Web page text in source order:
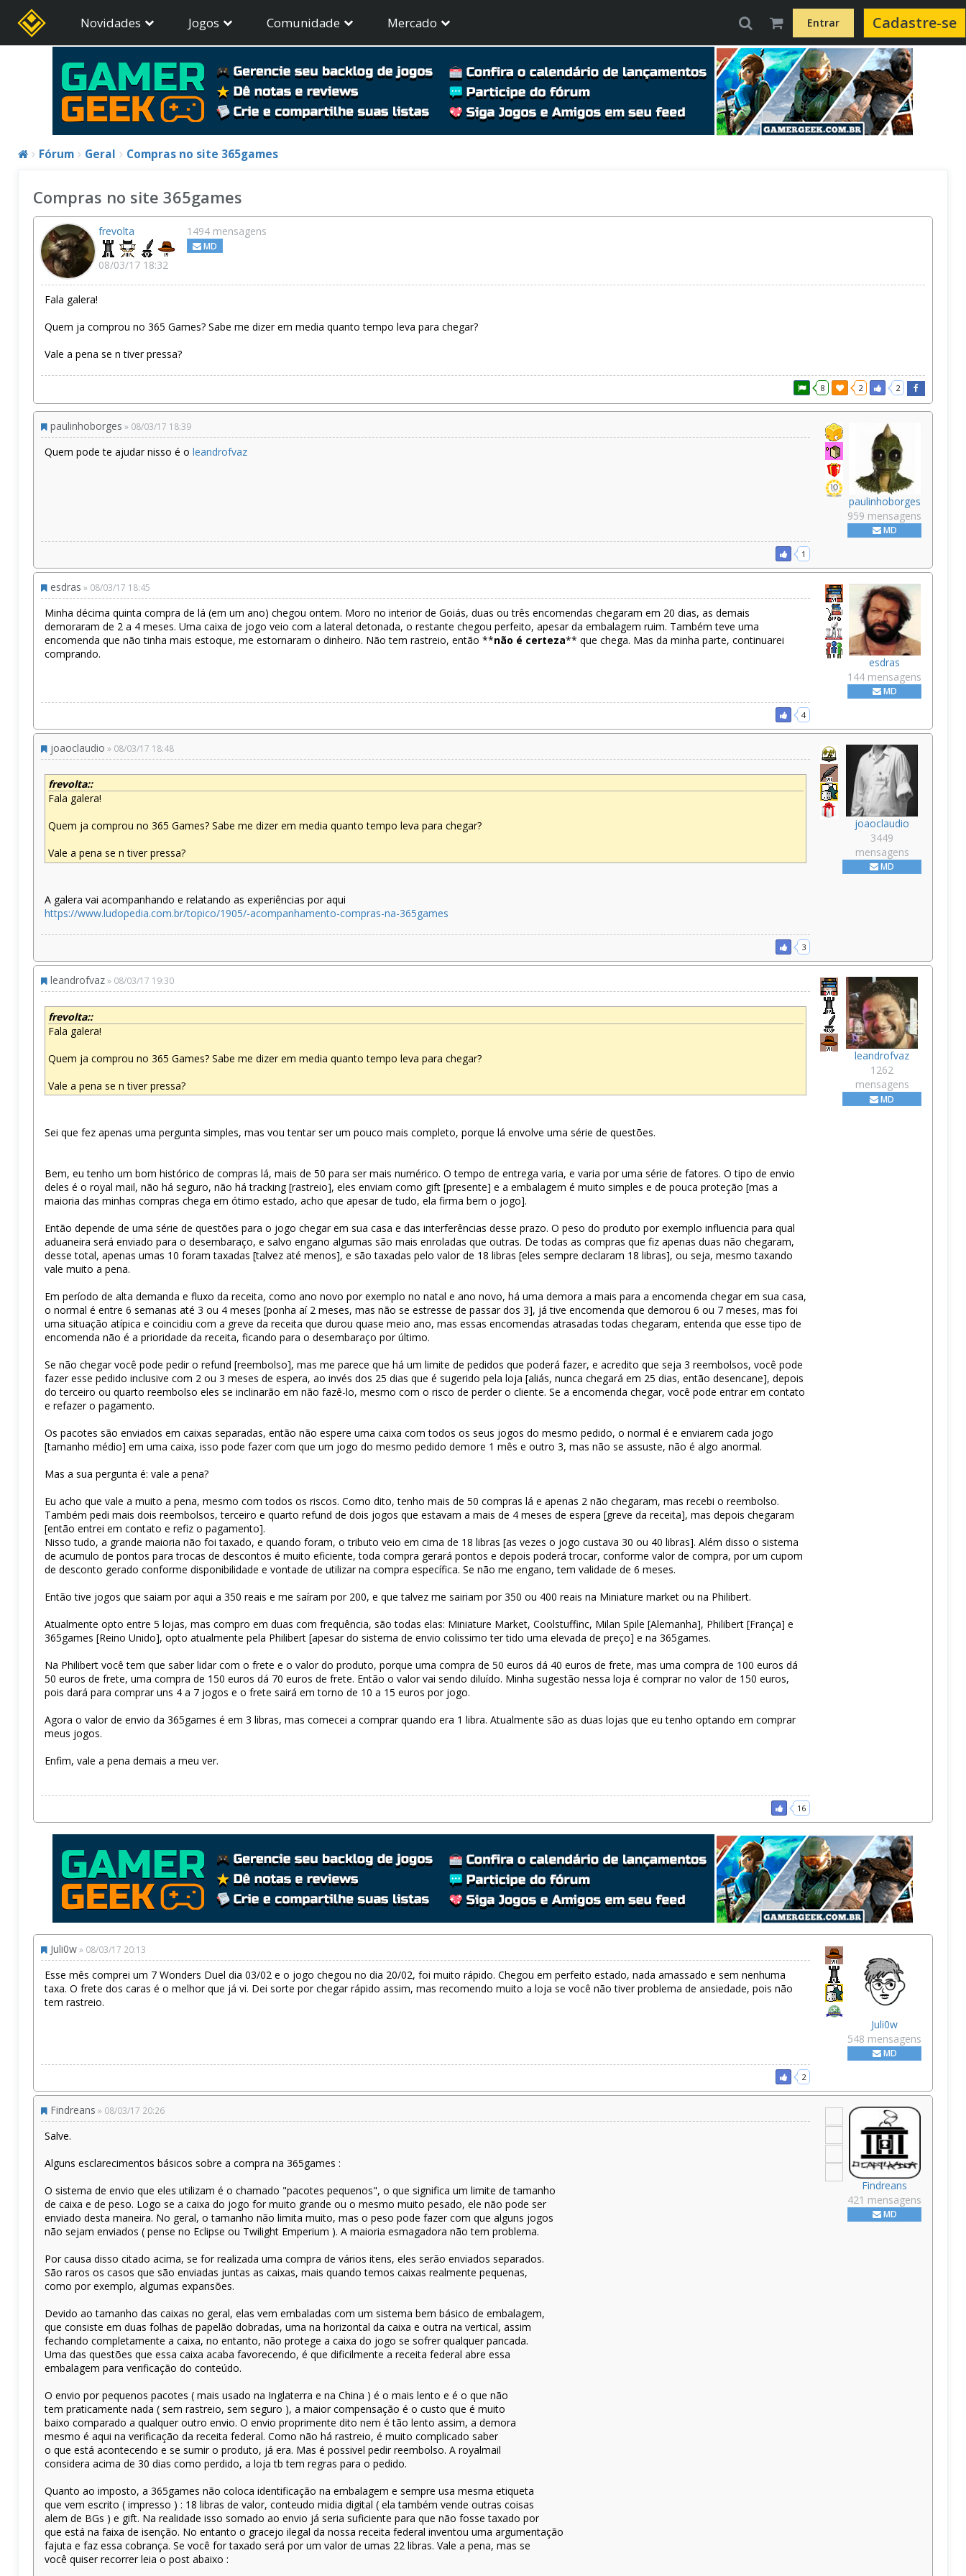
Novidades Jogos Comunidade Mercado Entrar Cadastre-se
Fórum Geral Compras no site 365games
Compras no site 365games
frevolta
08/03/17 18:32
1494 mensagens
MD
Fala galera!
Quem ja comprou no 365 Games? Sabe me dizer em media quanto tempo leva para chegar?
Vale a pena se n tiver pressa?
8 2 2
paulinhoborges
959 mensagens
MD
paulinhoborges » 08/03/17 18:39
Quem pode te ajudar nisso é o leandrofvaz
1
esdras
144 mensagens
MD
esdras » 08/03/17 18:45
Minha décima quinta compra de lá (em um ano) chegou ontem. Moro no interior de Goiás, duas ou três encomendas chegaram em 20 dias, as demais
demoraram de 2 a 4 meses. Uma caixa de jogo veio com a lateral detonada, o restante chegou perfeito, apesar da embalagem ruim. Também teve uma
encomenda que não tinha mais estoque, me estornaram o dinheiro. Não tem rastreio, então **não é certeza** que chega. Mas da minha parte, continuarei
comprando.
4
joaoclaudio
3449
mensagens
MD
joaoclaudio » 08/03/17 18:48
frevolta::
Fala galera!
Quem ja comprou no 365 Games? Sabe me dizer em media quanto tempo leva para chegar?
Vale a pena se n tiver pressa?
A galera vai acompanhando e relatando as experiências por aqui
https://www.ludopedia.com.br/topico/1905/-acompanhamento-compras-na-365games
3
leandrofvaz
1262
mensagens
MD
leandrofvaz» 08/03/17 19:30
frevolta::
Fala galera!
Quem ja comprou no 365 Games? Sabe me dizer em media quanto tempo leva para chegar?
Vale a pena se n tiver pressa?
Sei que fez apenas uma pergunta simples, mas vou tentar ser um pouco mais completo, porque lá envolve uma série de questões.
Bem, eu tenho um bom histórico de compras lá, mais de 50 para ser mais numérico. O tempo de entrega varia, e varia por uma série de fatores. O tipo de envio
deles é o royal mail, não há seguro, não há tracking [rastreio], eles enviam como gift [presente] e a embalagem é muito simples e de pouca proteção [mas a
maioria das minhas compras chega em ótimo estado, acho que apesar de tudo, ela firma bem o jogo].
Então depende de uma série de questões para o jogo chegar em sua casa e das interferências desse prazo. O peso do produto por exemplo influencia para qual
aduaneira será enviado para o desembaraço, e salvo engano algumas são mais enroladas que outras. De todas as compras que fiz apenas duas não chegaram,
desse total, apenas umas 10 foram taxadas [talvez até menos], e são taxadas pelo valor de 18 libras [eles sempre declaram 18 libras], ou seja, mesmo taxando
vale muito a pena.
Em período de alta demanda e fluxo da receita, como ano novo por exemplo no natal e ano novo, há uma demora a mais para a encomenda chegar em sua casa,
o normal é entre 6 semanas até 3 ou 4 meses [ponha aí 2 meses, mas não se estresse de passar dos 3], já tive encomenda que demorou 6 ou 7 meses, mas foi
uma situação atípica e coincidiu com a greve da receita que durou quase meio ano, mas essas encomendas atrasadas todas chegaram, entenda que esse tipo de
encomenda não é a prioridade da receita, ficando para o desembaraço por último.
Se não chegar você pode pedir o refund [reembolso], mas me parece que há um limite de pedidos que poderá fazer, e acredito que seja 3 reembolsos, você pode
fazer esse pedido inclusive com 2 ou 3 meses de espera, ao invés dos 25 dias que é sugerido pela loja [aliás, nunca chegará em 25 dias, então desencane], depois
do terceiro ou quarto reembolso eles se inclinarão em não fazê-lo, mesmo com o risco de perder o cliente. Se a encomenda chegar, você pode entrar em contato
e refazer o pagamento.
Os pacotes são enviados em caixas separadas, então não espere uma caixa com todos os seus jogos do mesmo pedido, o normal é e enviarem cada jogo
[tamanho médio] em uma caixa, isso pode fazer com que um jogo do mesmo pedido demore 1 mês e outro 3, mas não se assuste, não é algo anormal.
Mas a sua pergunta é: vale a pena?
Eu acho que vale a muito a pena, mesmo com todos os riscos. Como dito, tenho mais de 50 compras lá e apenas 2 não chegaram, mas recebi o reembolso.
Também pedi mais dois reembolsos, terceiro e quarto refund de dois jogos que estavam a mais de 4 meses de espera [greve da receita], mas depois chegaram
[então entrei em contato e refiz o pagamento].
Nisso tudo, a grande maioria não foi taxado, e quando foram, o tributo veio em cima de 18 libras [as vezes o jogo custava 30 ou 40 libras]. Além disso o sistema
de acumulo de pontos para trocas de descontos é muito eficiente, toda compra gerará pontos e depois poderá trocar, conforme valor de compra, por um cupom
de desconto gerado conforme disponibilidade e vontade de utilizar na compra específica. Se não me engano, tem validade de 6 meses.
Então tive jogos que saiam por aqui a 350 reais e me saíram por 200, e que talvez me sairiam por 350 ou 400 reais na Miniature market ou na Philibert.
Atualmente opto entre 5 lojas, mas compro em duas com frequência, são todas elas: Miniature Market, Coolstuffinc, Milan Spile [Alemanha], Philibert [França] e
365games [Reino Unido], opto atualmente pela Philibert [apesar do sistema de envio colissimo ter tido uma elevada de preço] e na 365games.
Na Philibert você tem que saber lidar com o frete e o valor do produto, porque uma compra de 50 euros dá 40 euros de frete, mas uma compra de 100 euros dá
50 euros de frete, uma compra de 150 euros dá 70 euros de frete. Então o valor vai sendo diluído. Minha sugestão nessa loja é comprar no valor de 150 euros,
pois dará para comprar uns 4 a 7 jogos e o frete sairá em torno de 10 a 15 euros por jogo.
Agora o valor de envio da 365games é em 3 libras, mas comecei a comprar quando era 1 libra. Atualmente são as duas lojas que eu tenho optando em comprar
meus jogos.
Enfim, vale a pena demais a meu ver.
16
Juli0w
548 mensagens
MD
Juli0w» 08/03/17 20:13
Esse mês comprei um 7 Wonders Duel dia 03/02 e o jogo chegou no dia 20/02, foi muito rápido. Chegou em perfeito estado, nada amassado e sem nenhuma
taxa. O frete dos caras é o melhor que já vi. Dei sorte por chegar rápido assim, mas recomendo muito a loja se você não tiver problema de ansiedade, pois não
tem rastreio.
2
Findreans
421 mensagens
MD
Findreans » 08/03/17 20:26
Salve.
Alguns esclarecimentos básicos sobre a compra na 365games :
O sistema de envio que eles utilizam é o chamado "pacotes pequenos", o que significa um limite de tamanho
de caixa e de peso. Logo se a caixa do jogo for muito grande ou o mesmo muito pesado, ele não pode ser
enviado desta maneira. No geral, o tamanho não limita muito, mas o peso pode fazer com que alguns jogos
não sejam enviados ( pense no Eclipse ou Twilight Emperium ). A maioria esmagadora não tem problema.
Por causa disso citado acima, se for realizada uma compra de vários itens, eles serão enviados separados.
São raros os casos que são enviadas juntas as caixas, mais quando temos caixas realmente pequenas,
como por exemplo, algumas expansões.
Devido ao tamanho das caixas no geral, elas vem embaladas com um sistema bem básico de embalagem,
que consiste em duas folhas de papelão dobradas, uma na horizontal da caixa e outra na vertical, assim
fechando completamente a caixa, no entanto, não protege a caixa do jogo se sofrer qualquer pancada.
Uma das questões que essa caixa acaba favorecendo, é que dificilmente a receita federal abre essa
embalagem para verificação do conteúdo.
O envio por pequenos pacotes ( mais usado na Inglaterra e na China ) é o mais lento e é o que não
tem praticamente nada ( sem rastreio, sem seguro ), a maior compensação é o custo que é muito
baixo comparado a qualquer outro envio. O envio proprimente dito nem é tão lento assim, a demora
mesmo é aqui na verificação da receita federal. Como não há rastreio, é muito complicado saber
o que está acontecendo e se sumir o produto, já era. Mas é possivel pedir reembolso. A royalmail
considera acima de 30 dias como perdido, a loja tb tem regras para o pedido.
Quanto ao imposto, a 365games não coloca identificação na embalagem e sempre usa mesma etiqueta
que vem escrito ( impresso ) : 18 libras de valor, conteudo midia digital ( ela também vende outras coisas
alem de BGs ) e gift. Na realidade isso somado ao envio já seria suficiente para que não fosse taxado por
que está na faixa de isenção. No entanto o gracejo ilegal da nossa receita federal inventou uma argumentação
fajuta e faz essa cobrança. Se você for taxado será por um valor de umas 22 libras. Vale a pena, mas se
você quiser recorrer leia o post abaixo :